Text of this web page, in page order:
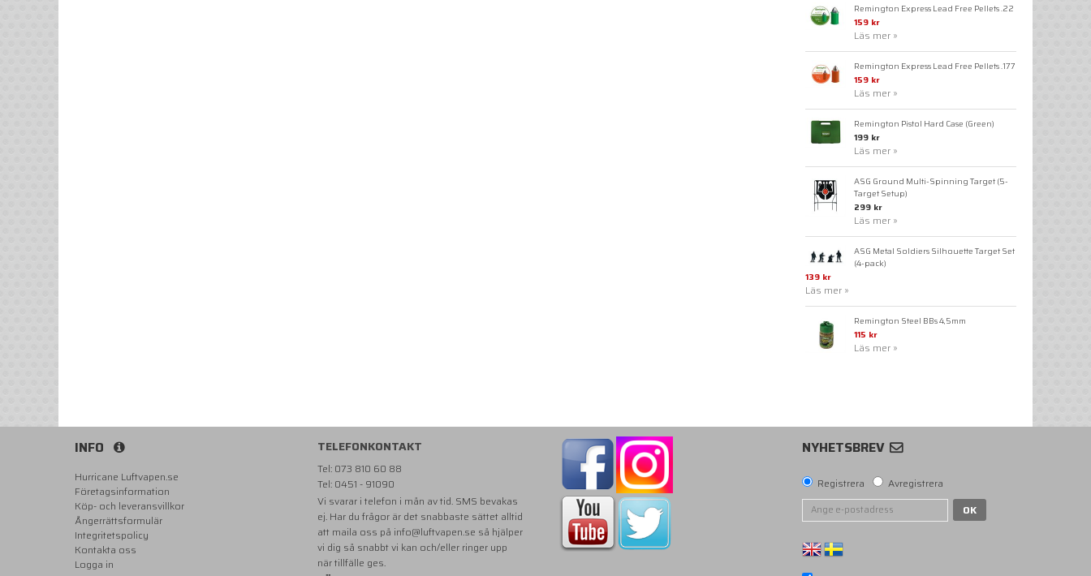
Remington Express Lead Free Pellets .22
159 kr
Läs mer »
Remington Express Lead Free Pellets .177
159 kr
Läs mer »
Remington Pistol Hard Case (Green)
199 kr
Läs mer »
ASG Ground Multi-Spinning Target (5-
Target Setup)
299 kr
Läs mer »
ASG Metal Soldiers Silhouette Target Set
(4-pack)
139 kr
Läs mer »
Remington Steel BBs 4,5mm
115 kr
Läs mer »
INFO
Hurricane Luftvapen.se
Företagsinformation
Köp- och leveransvillkor
Ångerrättsformulär
Integritetspolicy
Kontakta oss
Logga in
TELEFONKONTAKT
Tel: 073 810 60 88
Tel: 0451 - 91090
Vi svarar i telefon i mån av tid. SMS bevakas
ej. Har du frågor är det snabbaste sättet alltid
att maila oss på info@luftvapen.se så hjälper
vi dig så snabbt vi kan och/eller ringer upp
när tillfälle ges.
NYHETSBREV
Registrera
Avregistrera
OK